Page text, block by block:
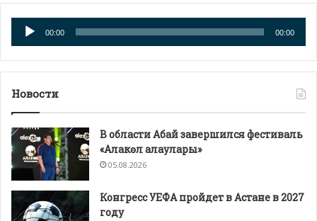
Аудиоплеер
00:00 00:00
Новости
В области Абай завершился фестиваль
«Алакөл алаулары»
05.08.2026
Конгресс УЕФА пройдет в Астане в 2027
году